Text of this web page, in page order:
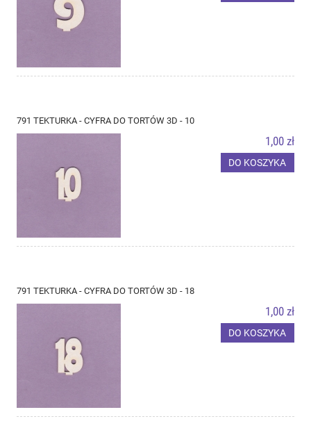
791 TEKTURKA - CYFRA DO TORTÓW 3D - 10
1,00 zł
DO KOSZYKA
791 TEKTURKA - CYFRA DO TORTÓW 3D - 18
1,00 zł
DO KOSZYKA